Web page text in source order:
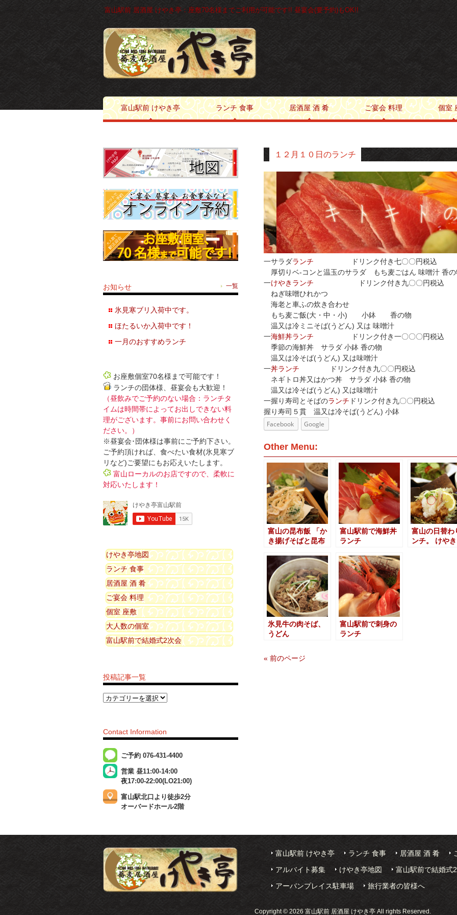
富山駅前 居酒屋 けやき亭：座敷70名様までご利用が可能です!! 昼宴会(要予約)もOK!!
富山駅前 けやき亭 ランチ 食事 居酒屋 酒 肴 ご宴会 料理 個室
１２月１０日のランチ
一サラダランチ ドリンク付き七〇〇円税込
厚切りベ-コンと温玉のサラダ もち麦ごはん 味噌汁 香
一けやきランチ ドリンク付き九〇〇円税込
ねぎ味噌ひれかつ
海老と車ふの炊き合わせ
もち麦ご飯(大・中・小) 小鉢 香の物
温又は冷ミニそば(うどん) 又は 味噌汁
一海鮮丼ランチ ドリンク付き一〇〇〇円税
季節の海鮮丼 サラダ 小鉢 香の物
温又は冷そば(うどん) 又は味噌汁
一丼ランチ ドリンク付き九〇〇円税込
ネギトロ丼又はかつ丼 サラダ 小鉢 香の物
温又は冷そば(うどん) 又は味噌汁
一握り寿司とそばのランチ ドリンク付き九〇〇円税込
握り寿司５貫 温又は冷そば(うどん) 小鉢
Facebook Google
Other Menu:
富山の昆布飯 「か
き揚げそばと昆布
富山駅前で海鮮丼
ランチ
富山の日替わ
ンチ。 けや
氷見牛の肉そば、
うどん
富山駅前で刺身の
ランチ
« 前のページ
お知らせ 一覧
氷見寒ブリ入荷中です。
ほたるいか入荷中です！
一月のおすすめランチ
お座敷個室70名様まで可能です！
ランチの団体様、昼宴会も大歓迎！
（昼飲みでご予約のない場合：ランチタ
イムは時間帯によってお出しできない料
理がございます。事前にお問い合わせく
ださい。）
※昼宴会･団体様は事前にご予約下さい。
ご予約頂ければ、食べたい食材(氷見寒ブ
リなど)ご要望にもお応えいたします。
富山ローカルのお店ですので、柔軟に
対応いたします！
けやき亭地図
ランチ 食事
居酒屋 酒 肴
ご宴会 料理
個室 座敷
大人数の個室
富山駅前で結婚式2次会
投稿記事一覧
Contact Information
ご予約 076-431-4400
営業 昼11:00-14:00
夜17:00-22:00(LO21:00)
富山駅北口より徒歩2分
オーバードホール2階
富山駅前 けやき亭 ランチ 食事 居酒屋 酒 肴
アルバイト募集 けやき亭地図 富山駅前で結婚式
アーバンプレイス駐車場 旅行業者の皆様へ
Copyright © 2026 富山駅前 居酒屋 けやき亭 All rights Reserved.